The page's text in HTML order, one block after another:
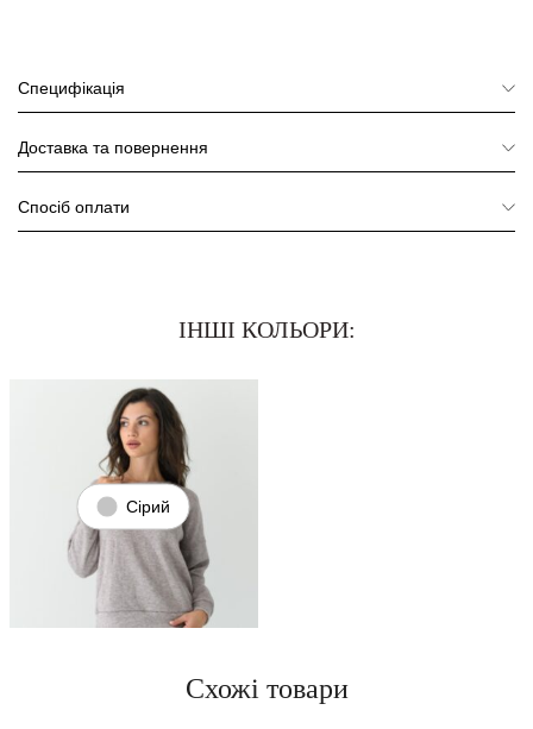
Піжами
Специфікація
Доставка та повернення
Спосіб оплати
ІНШІ КОЛЬОРИ:
Сірий
Схожі товари